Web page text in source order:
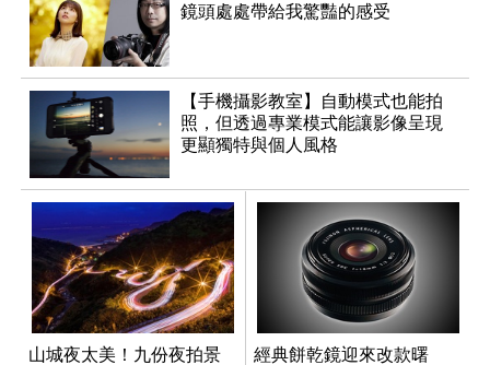
鏡頭處處帶給我驚豔的感受
【手機攝影教室】自動模式也能拍
照，但透過專業模式能讓影像呈現
更顯獨特與個人風格
山城夜太美！九份夜拍景
經典餅乾鏡迎來改款曙